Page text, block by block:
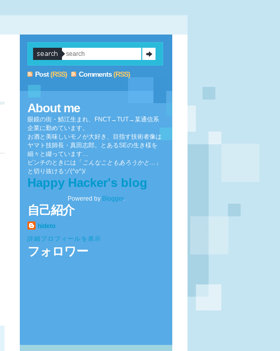
Post(RSS) Comments(RSS)
About me
眼鏡の街・鯖江生まれ、FNCT→TUT→某通信系
企業に勤めています。
お酒と美味しいモノが大好き、目指す技術者像は
ヤマト技師長・真田志郎。とあるSEの生き様を
細々と綴っています…
ピンチのときには「 こんなこともあろうかと… 」
と切り抜けるゾ(^o^)/
Happy Hacker's blog
Powered by Blogger.
自己紹介
hideto
詳細プロフィールを表示
フォロワー